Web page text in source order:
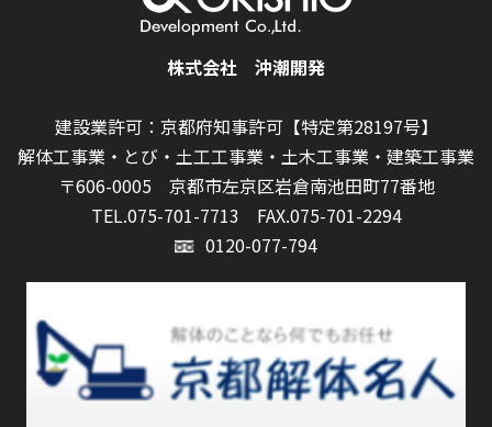
株式会社 沖潮開発
建設業許可：京都府知事許可【特定第28197号】
解体工事業・とび・土工工事業・土木工事業・建築工事業
〒606-0005 京都市左京区岩倉南池田町77番地
TEL.075-701-7713 FAX.075-701-2294
0120-077-794